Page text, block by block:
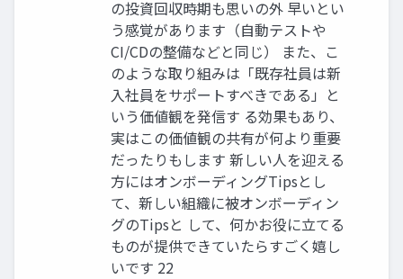
の投資回収時期も思いの外 早いとい
う感覚があります（自動テストや
CI/CDの整備などと同じ） また、こ
のような取り組みは「既存社員は新
入社員をサポートすべきである」と
いう価値観を発信す る効果もあり、
実はこの価値観の共有が何より重要
だったりもします 新しい人を迎える
方にはオンボーディングTipsとし
て、新しい組織に被オンボーディン
グのTipsと して、何かお役に立てる
ものが提供できていたらすごく嬉し
いです 22